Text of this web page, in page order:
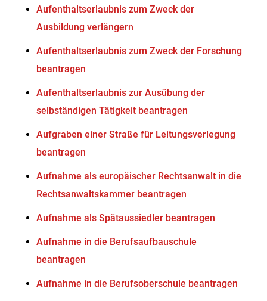
Aufenthaltserlaubnis zum Zweck der
Ausbildung verlängern
Aufenthaltserlaubnis zum Zweck der Forschung
beantragen
Aufenthaltserlaubnis zur Ausübung der
selbständigen Tätigkeit beantragen
Aufgraben einer Straße für Leitungsverlegung
beantragen
Aufnahme als europäischer Rechtsanwalt in die
Rechtsanwaltskammer beantragen
Aufnahme als Spätaussiedler beantragen
Aufnahme in die Berufsaufbauschule
beantragen
Aufnahme in die Berufsoberschule beantragen